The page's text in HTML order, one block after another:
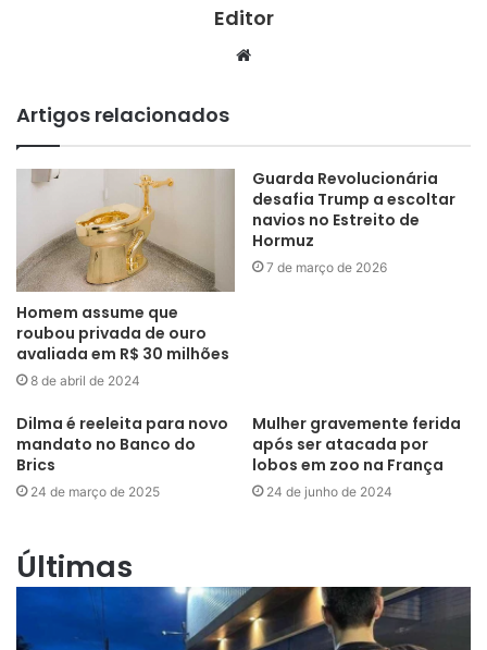
Editor
Website
Artigos relacionados
Homem assume que
roubou privada de ouro
avaliada em R$ 30 milhões
8 de abril de 2024
Guarda Revolucionária
desafia Trump a escoltar
navios no Estreito de
Hormuz
7 de março de 2026
Dilma é reeleita para novo
mandato no Banco do
Brics
24 de março de 2025
Mulher gravemente ferida
após ser atacada por
lobos em zoo na França
24 de junho de 2024
Últimas